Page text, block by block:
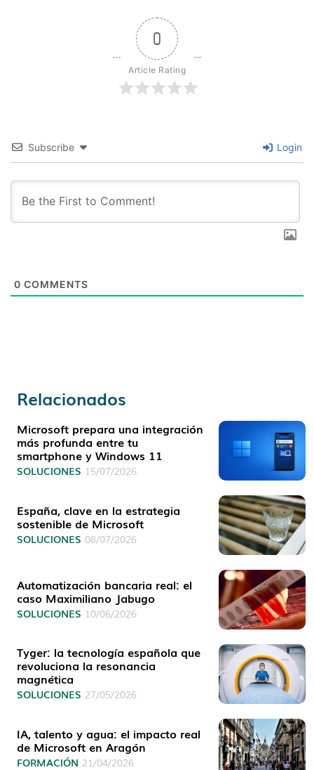
0
Article Rating
Subscribe Login
0 COMMENTS
Relacionados
Microsoft prepara una integración
más profunda entre tu
smartphone y Windows 11
SOLUCIONES 15/07/2026
España, clave en la estrategia
sostenible de Microsoft
SOLUCIONES 08/07/2026
Automatización bancaria real: el
caso Maximiliano Jabugo
SOLUCIONES 10/06/2026
Tyger: la tecnología española que
revoluciona la resonancia
magnética
SOLUCIONES 27/05/2026
IA, talento y agua: el impacto real
de Microsoft en Aragón
FORMACIÓN 21/04/2026